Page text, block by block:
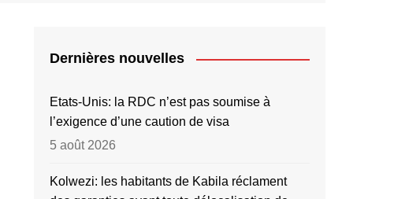
Dernières nouvelles
Etats-Unis: la RDC n’est pas soumise à
l’exigence d’une caution de visa
5 août 2026
Kolwezi: les habitants de Kabila réclament